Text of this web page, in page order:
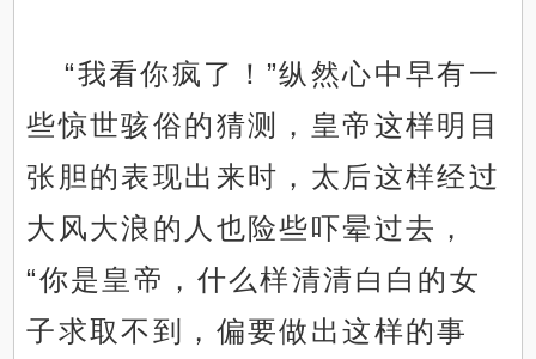
“我看你疯了！”纵然心中早有一
些惊世骇俗的猜测，皇帝这样明目
张胆的表现出来时，太后这样经过
大风大浪的人也险些吓晕过去，
“你是皇帝，什么样清清白白的女
子求取不到，偏要做出这样的事